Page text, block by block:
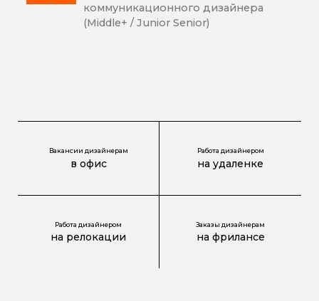
коммуникационного дизайнера
(Middle+ / Junior Senior)
Вакансии дизайнерам
в офис
Работа дизайнером
на удаленке
Работа дизайнером
на релокации
Заказы дизайнерам
на фрилансе